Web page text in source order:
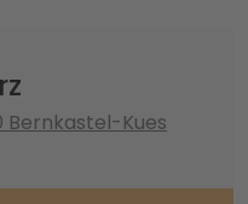
Bernkastel-Kues